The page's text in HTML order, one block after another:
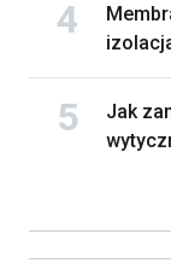
Jak